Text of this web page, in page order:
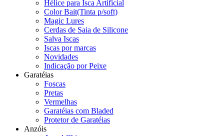
Hélice para Isca Artificial
Color Bait(Tinta p/soft)
Magic Lures
Cerdas de Saia de Silicone
Salva Iscas
Iscas por marcas
Novidades
Indicação por Peixe
Garatéias
Foscas
Pretas
Vermelhas
Garatéias com Bladed
Protetor de Garatéias
Anzóis